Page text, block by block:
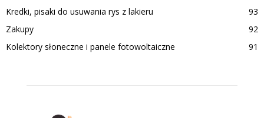
Kredki, pisaki do usuwania rys z lakieru
93
Zakupy
92
Kolektory słoneczne i panele fotowoltaiczne
91